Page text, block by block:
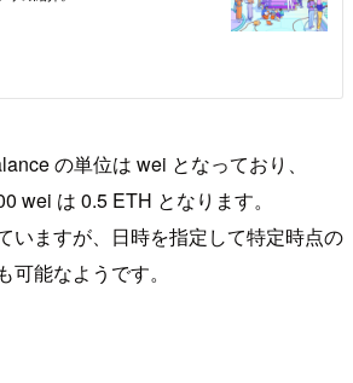
の単位は wei となっており、
wei は 0.5 ETH となります。
いますが、日時を指定して特定時点の
能なようです。